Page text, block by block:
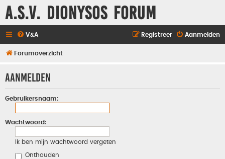
A.S.V. Dionysos Forum
V&A Aanmelden
Registreer
Forumoverzicht
Aanmelden
Gebruikersnaam:
Wachtwoord:
Ik ben mijn wachtwoord vergeten
Onthouden